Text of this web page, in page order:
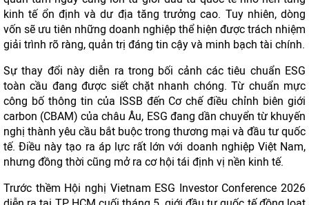
kinh tế ổn định và dư địa tăng trưởng cao. Tuy nhiên, dòng
vốn sẽ ưu tiên những doanh nghiệp thể hiện được trách nhiệm
giải trình rõ ràng, quản trị đáng tin cậy và minh bạch tài chính.
Sự thay đổi này diễn ra trong bối cảnh các tiêu chuẩn ESG
toàn cầu đang được siết chặt nhanh chóng. Từ chuẩn mực
công bố thông tin của ISSB đến Cơ chế điều chỉnh biên giới
carbon (CBAM) của châu Âu, ESG đang dần chuyển từ khuyến
nghị thành yêu cầu bắt buộc trong thương mại và đầu tư quốc
tế. Điều này tạo ra áp lực rất lớn với doanh nghiệp Việt Nam,
nhưng đồng thời cũng mở ra cơ hội tái định vị nền kinh tế.
Trước thềm Hội nghị Vietnam ESG Investor Conference 2026